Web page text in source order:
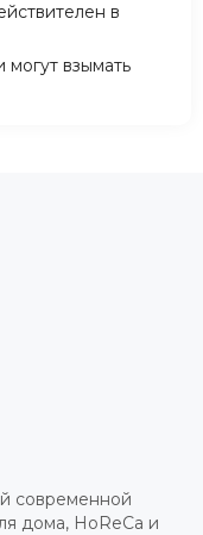
в
взымать
современной
дома, HoReCa и